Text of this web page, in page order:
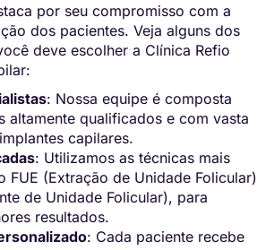
por seu compromisso com a
dos pacientes. Veja alguns dos
deve escolher a Clínica Refio
: Nossa equipe é composta
altamente qualificados e com vasta
capilares.
: Utilizamos as técnicas mais
FUE (Extração de Unidade Folicular)
de Unidade Folicular), para
resultados.
: Cada paciente recebe